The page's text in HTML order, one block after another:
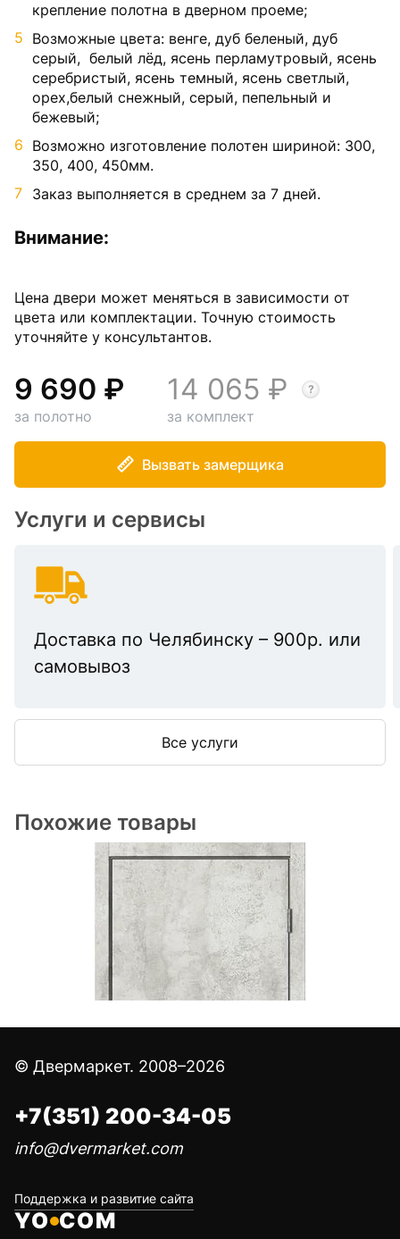
крепление полотна в дверном проеме;
Возможные цвета: венге, дуб беленый, дуб
серый, белый лёд, ясень перламутровый, ясень
серебристый, ясень темный, ясень светлый,
орех,белый снежный, серый, пепельный и
бежевый;
Возможно изготовление полотен шириной: 300,
350, 400, 450мм.
Заказ выполняется в среднем за 7 дней.
Внимание:
Цена двери может меняться в зависимости от
цвета или комплектации. Точную стоимость
уточняйте у консультантов.
9 690
за полотно
14 065
за комплект
Вызвать замерщика
Услуги и сервисы
Доставка по Челябинску – 900р. или
самовывоз
Все услуги
Похожие товары
© Двермаркет. 2008–2026
+7(351) 200-34-05
info@dvermarket.com
Поддержка и развитие сайта
YO COM